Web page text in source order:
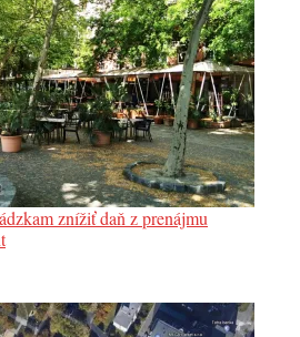
znížiť daň z prenájmu